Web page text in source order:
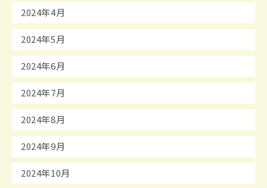
2024年4月
2024年5月
2024年6月
2024年7月
2024年8月
2024年9月
2024年10月